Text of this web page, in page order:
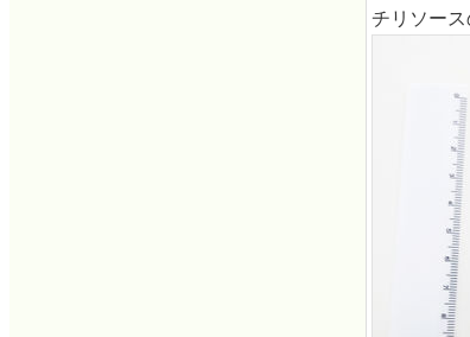
チリソー